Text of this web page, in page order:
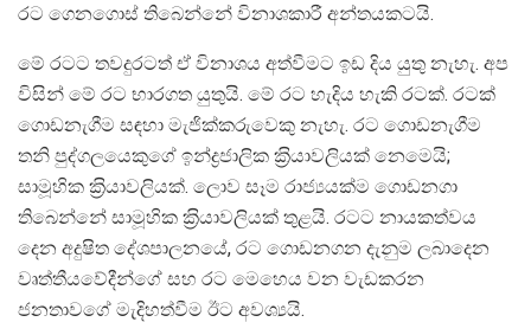
රට ගෙනගොස් තිබෙන්නේ විනාශකාරී අන්තයකටයි.
මේ රටට තවදුරටත් ඒ විනාශය අත්වීමට ඉඩ දිය යුතු නැහැ. අප
විසින් මේ රට භාරගත යුතුයි. මේ රට හැදිය හැකි රටක්. රටක්
ගොඩනැගීම සඳහා මැජික්කරුවෙකු නැහැ. රට ගොඩනැගීම
තනි පුද්ගලයෙකුගේ ඉන්ද්‍රජාලික ක‍්‍රියාවලියක් නෙමෙයි;
සාමූහික ක‍්‍රියාවලියක්. ලොව සෑම රාජ්‍යයක්ම ගොඩනගා
තිබෙන්නේ සාමූහික ක‍්‍රියාවලියක් තුළයි. රටට නායකත්වය
දෙන අදුෂිත දේශපාලනයේ, රට ගොඩනගන දැනුම ලබාදෙන
වෘත්තීයවේදීන්ගේ සහ රට මෙහෙය වන වැඩකරන
ජනතාවගේ මැදිහත්වීම ඊට අවශ්‍යයි.